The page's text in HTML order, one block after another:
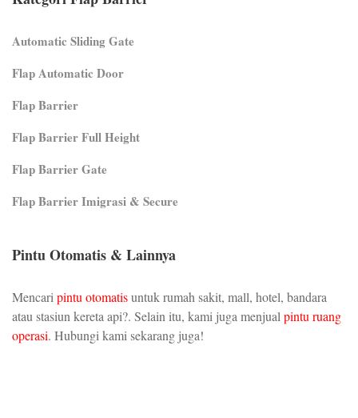
Automatic Sliding Gate
Flap Automatic Door
Flap Barrier
Flap Barrier Full Height
Flap Barrier Gate
Flap Barrier Imigrasi & Secure
Pintu Otomatis & Lainnya
Mencari pintu otomatisuntuk rumah sakit, mall, hotel, bandara
atau stasiun kereta api?. Selain itu, kami juga menjual pintu ruang
operasi. Hubungi kami sekarang juga!